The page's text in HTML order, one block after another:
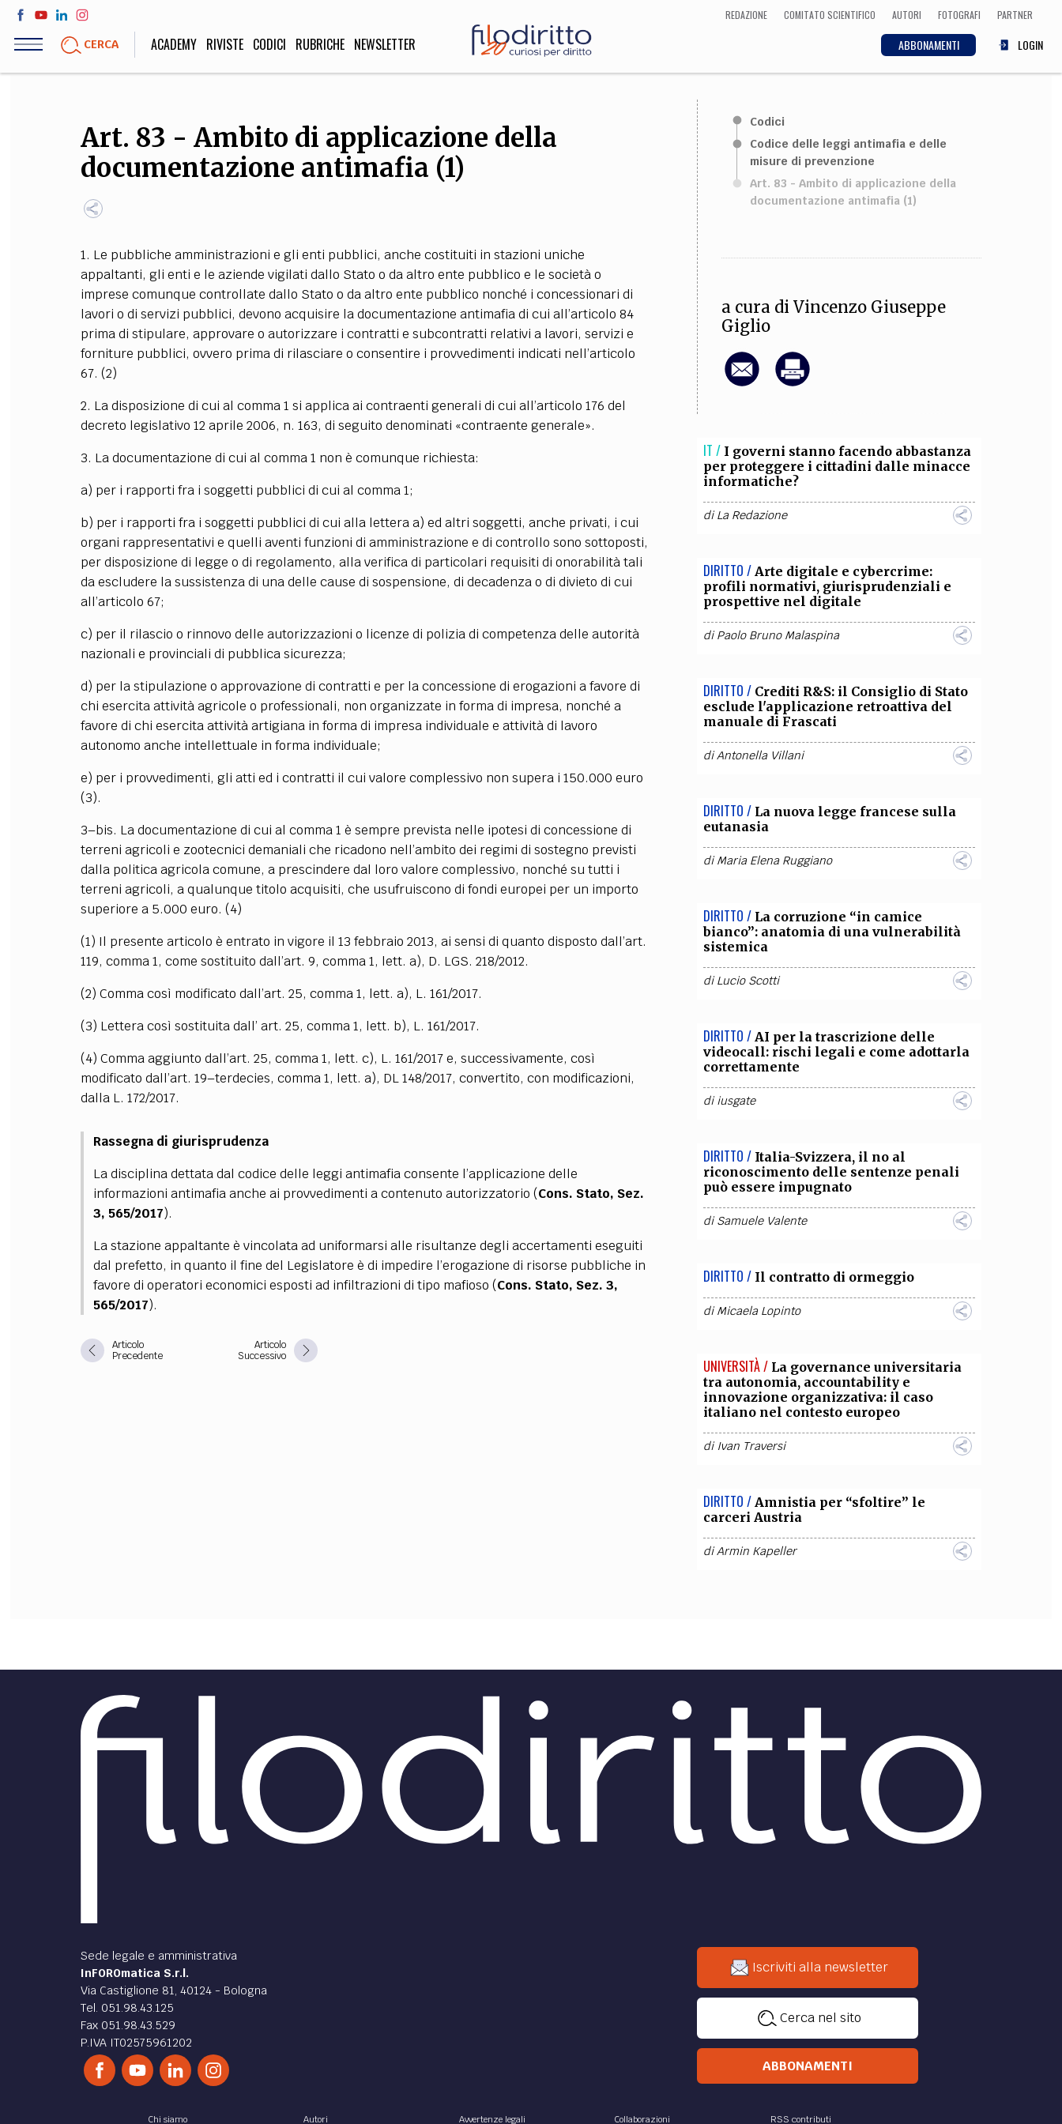
Salta
contenuto
REDAZIONE COMITATO SCIENTIFICO AUTORI FOTOGRAFI PARTNER
CERCA ABBONAMENTI LOGIN
ACADEMY RIVISTE CODICI RUBRICHE NEWSLETTER
LIFE STYLE
Sport, Cucina, Viaggi,
Moda
SOCIETÀ
Politica, Attualità,
Educazione, Lavoro, Esteri
DIRITTO ECONOMIA
Matematica, Fisica,
Medicina
STORIA E FILOSOFIA
Scienze storiche,
umanistiche, Religione
INNOVAZIONE
Scienze informatiche,
Architettura, Ingegneria
CULTURA
Arte, Cinema, Musica,
TEAM
COLLABORA CON NOI
EXTRA
CODICI RUBRICHE LIBRI
Art. 83 - Ambito di applicazione della
documentazione antimafia (1)
1. Le pubbliche amministrazioni e gli enti pubblici, anche costituiti in stazioni uniche
appaltanti, gli enti e le aziende vigilati dallo Stato o da altro ente pubblico e le società o
imprese comunque controllate dallo Stato o da altro ente pubblico nonché i concessionari di
lavori o di servizi pubblici, devono acquisire la documentazione antimafia di cui all’articolo 84
prima di stipulare, approvare o autorizzare i contratti e subcontratti relativi a lavori, servizi e
forniture pubblici, ovvero prima di rilasciare o consentire i provvedimenti indicati nell’articolo
67. (2)
2. La disposizione di cui al comma 1 si applica ai contraenti generali di cui all’articolo 176 del
decreto legislativo 12 aprile 2006, n. 163, di seguito denominati «contraente generale».
3. La documentazione di cui al comma 1 non è comunque richiesta:
a) per i rapporti fra i soggetti pubblici di cui al comma 1;
b) per i rapporti fra i soggetti pubblici di cui alla lettera a) ed altri soggetti, anche privati, i cui
organi rappresentativi e quelli aventi funzioni di amministrazione e di controllo sono sottoposti,
per disposizione di legge o di regolamento, alla verifica di particolari requisiti di onorabilità tali
da escludere la sussistenza di una delle cause di sospensione, di decadenza o di divieto di cui
all’articolo 67;
c) per il rilascio o rinnovo delle autorizzazioni o licenze di polizia di competenza delle autorità
nazionali e provinciali di pubblica sicurezza;
d) per la stipulazione o approvazione di contratti e per la concessione di erogazioni a favore di
chi esercita attività agricole o professionali, non organizzate in forma di impresa, nonché a
favore di chi esercita attività artigiana in forma di impresa individuale e attività di lavoro
autonomo anche intellettuale in forma individuale;
e) per i provvedimenti, gli atti ed i contratti il cui valore complessivo non supera i 150.000 euro
(3).
3–bis. La documentazione di cui al comma 1 è sempre prevista nelle ipotesi di concessione di
terreni agricoli e zootecnici demaniali che ricadono nell’ambito dei regimi di sostegno previsti
dalla politica agricola comune, a prescindere dal loro valore complessivo, nonché su tutti i
terreni agricoli, a qualunque titolo acquisiti, che usufruiscono di fondi europei per un importo
superiore a 5.000 euro. (4)
(1) Il presente articolo è entrato in vigore il 13 febbraio 2013, ai sensi di quanto disposto dall’art.
119, comma 1, come sostituito dall’art. 9, comma 1, lett. a), D. LGS. 218/2012.
(2) Comma così modificato dall’art. 25, comma 1, lett. a), L. 161/2017.
(3) Lettera così sostituita dall’ art. 25, comma 1, lett. b), L. 161/2017.
(4) Comma aggiunto dall’art. 25, comma 1, lett. c), L. 161/2017 e, successivamente, così
modificato dall’art. 19–terdecies, comma 1, lett. a), DL 148/2017, convertito, con modificazioni,
dalla L. 172/2017.
Rassegna di giurisprudenza
La disciplina dettata dal codice delle leggi antimafia consente l’applicazione delle
informazioni antimafia anche ai provvedimenti a contenuto autorizzatorio (Cons. Stato, Sez.
3, 565/2017).
La stazione appaltante è vincolata ad uniformarsi alle risultanze degli accertamenti eseguiti
dal prefetto, in quanto il fine del Legislatore è di impedire l’erogazione di risorse pubbliche in
favore di operatori economici esposti ad infiltrazioni di tipo mafioso (Cons. Stato, Sez. 3,
565/2017).
Articolo
Precedente
Articolo
Successivo
Codici
Codice delle leggi antimafia e delle
misure di prevenzione
Art. 83 - Ambito di applicazione della
documentazione antimafia (1)
a cura di Vincenzo Giuseppe
Giglio
IT / I governi stanno facendo abbastanza
per proteggere i cittadini dalle minacce
informatiche?
diLa Redazione
DIRITTO / Arte digitale e cybercrime:
profili normativi, giurisprudenziali e
prospettive nel digitale
diPaolo Bruno Malaspina
DIRITTO / Crediti R&S: il Consiglio di Stato
esclude l'applicazione retroattiva del
manuale di Frascati
diAntonella Villani
DIRITTO / La nuova legge francese sulla
eutanasia
diMaria Elena Ruggiano
DIRITTO / La corruzione “in camice
bianco”: anatomia di una vulnerabilità
sistemica
diLucio Scotti
DIRITTO / AI per la trascrizione delle
videocall: rischi legali e come adottarla
correttamente
diiusgate
DIRITTO / Italia-Svizzera, il no al
riconoscimento delle sentenze penali
può essere impugnato
diSamuele Valente
DIRITTO / Il contratto di ormeggio
diMicaela Lopinto
UNIVERSITÀ / La governance universitaria
tra autonomia, accountability e
innovazione organizzativa: il caso
italiano nel contesto europeo
di Ivan Traversi
DIRITTO / Amnistia per “sfoltire” le
carceri Austria
diArmin Kapeller
Sede legale e amministrativa
InFOROmatica S.r.l.
Via Castiglione 81, 40124 - Bologna
Tel. 051.98.43.125
Fax 051.98.43.529
P.IVA IT02575961202
Iscriviti alla newsletter
Cerca nel sito
ABBONAMENTI
Chi siamo Autori Avvertenze legali Collaborazioni RSS contributi